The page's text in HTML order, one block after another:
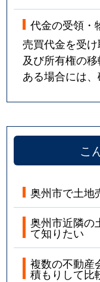
代金の受領・
売買代金を受
及び所有権の
ある場合には、
こ
奥州市で土地
奥州市近隣の
て知りたい
複数の不動産
積もりして比